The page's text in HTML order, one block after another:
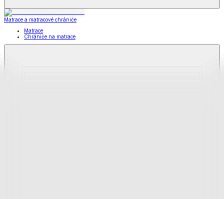
Matrace a matracové chrániče
Matrace
Chrániče na matrace